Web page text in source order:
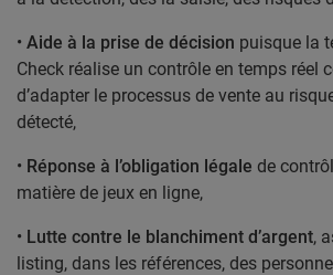
• Aide à la prise de décision puisque la
Check réalise un contrôle en temps réel
d’adapter le processus de vente au
détecté,
• Réponse à l’obligation légale de
matière de jeux en ligne,
• Lutte contre le blanchiment d’argent,
listing, dans les références, des